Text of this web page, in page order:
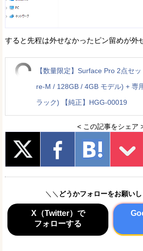
すると先程は外せなかったピン留めが外
【数量限定】Surface Pro 2点セ
re-M / 128GB / 4GB モデル) + 専
ラック) 【純正】HGG-00019
< この記事をシェア
＼＼ どうかフォローをお願い
X（Twitter）で
フォローする